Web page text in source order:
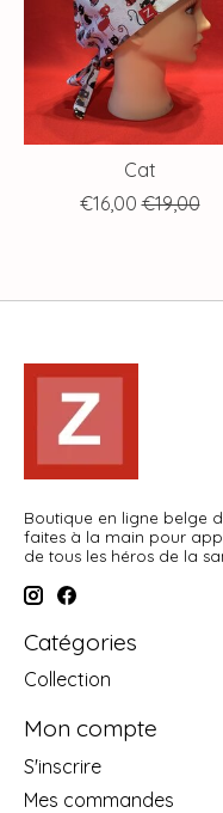
Cat
€16,00 €19,00
Boutique en ligne belge
faites à la main pour
de tous les héros de la
Catégories
Collection
Mon compte
S'inscrire
Mes commandes